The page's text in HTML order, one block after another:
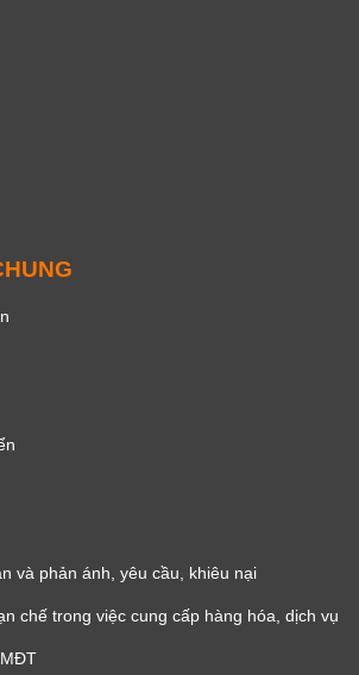
và phản ánh, yêu cầu, khiêu nại
chế trong việc cung cấp hàng hóa, dịch vụ